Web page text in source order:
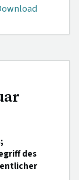
des